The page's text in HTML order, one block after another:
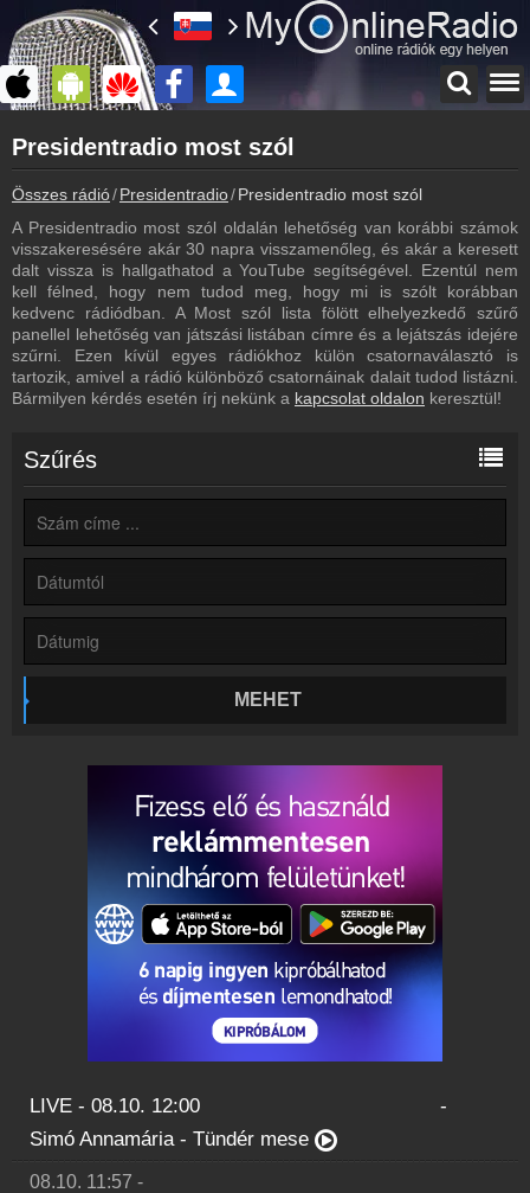
myonlineradio.hu
Presidentradio
Vissza a Presidentradio oldalára
Bejelentkezés
Hozz létre saját fiókot!
Műsorújság
Presidentradio műsorai
Kapcsolat
Írj nekünk!
Rádiós partnerek
Rádió beágyazás
Ágyazd be weboldaladba
Online rádió készítés
Készítés lépésről lépésre
Presidentradio most szól
Összes rádió Presidentradio Presidentradio most szól
A Presidentradio most szól oldalán lehetőség van korábbi számok
visszakeresésére akár 30 napra visszamenőleg, és akár a keresett
dalt vissza is hallgathatod a YouTube segítségével. Ezentúl nem
kell félned, hogy nem tudod meg, hogy mi is szólt korábban
kedvenc rádiódban. A Most szól lista fölött elhelyezkedő szűrő
panellel lehetőség van játszási listában címre és a lejátszás idejére
szűrni. Ezen kívül egyes rádiókhoz külön csatornaválasztó is
tartozik, amivel a rádió különböző csatornáinak dalait tudod listázni.
Bármilyen kérdés esetén írj nekünk a kapcsolat oldalon keresztül!
Szűrés
MEHET
LIVE - 08.10. 12:00 -
Simó Annamária- Tündér mese
08.10. 11:57 -